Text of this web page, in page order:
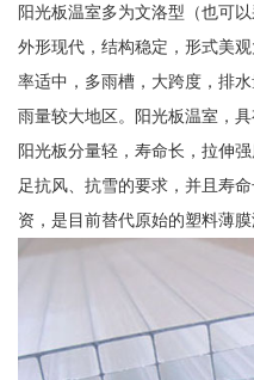
阳光板温室多为文洛型（也可
外形现代，结构稳定，形式美
率适中，多雨槽，大跨度，排
雨量较大地区。阳光板温室，
阳光板分量轻，寿命长，拉伸
足抗风、抗雪的要求，并且寿
资，是目前替代原始的塑料薄膜